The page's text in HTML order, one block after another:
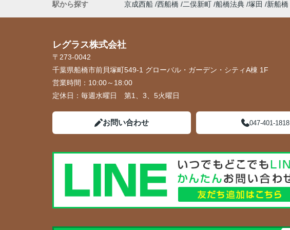
駅から探す 京成西船 西船橋 二俣新町 船橋法典 塚田 新船橋
レグラス株式会社
〒273-0042
千葉県船橋市前貝塚町549-1 グローバル・ガーデン・シティA棟 1F
営業時間： 10:00～18:00
定休日： 毎週水曜日 第1、3、5火曜日
お問い合わせ 047-401-1818